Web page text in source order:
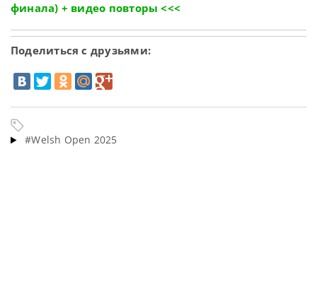
финала) + видео повторы <<<
Поделиться с друзьями:
#Welsh Open 2025